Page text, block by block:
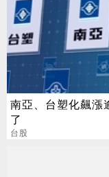
南亞、台塑化飆漲
了
台股